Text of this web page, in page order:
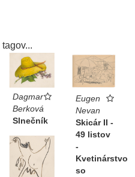
Dagmar
Berková
Slnečník
Eugen
Nevan
Skicár II -
49 listov
-
Kvetinárstvo
so